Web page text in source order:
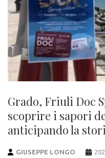
Grado, Friuli Doc
scoprire i sapori
anticipando la
GIUSEPPE LONGO